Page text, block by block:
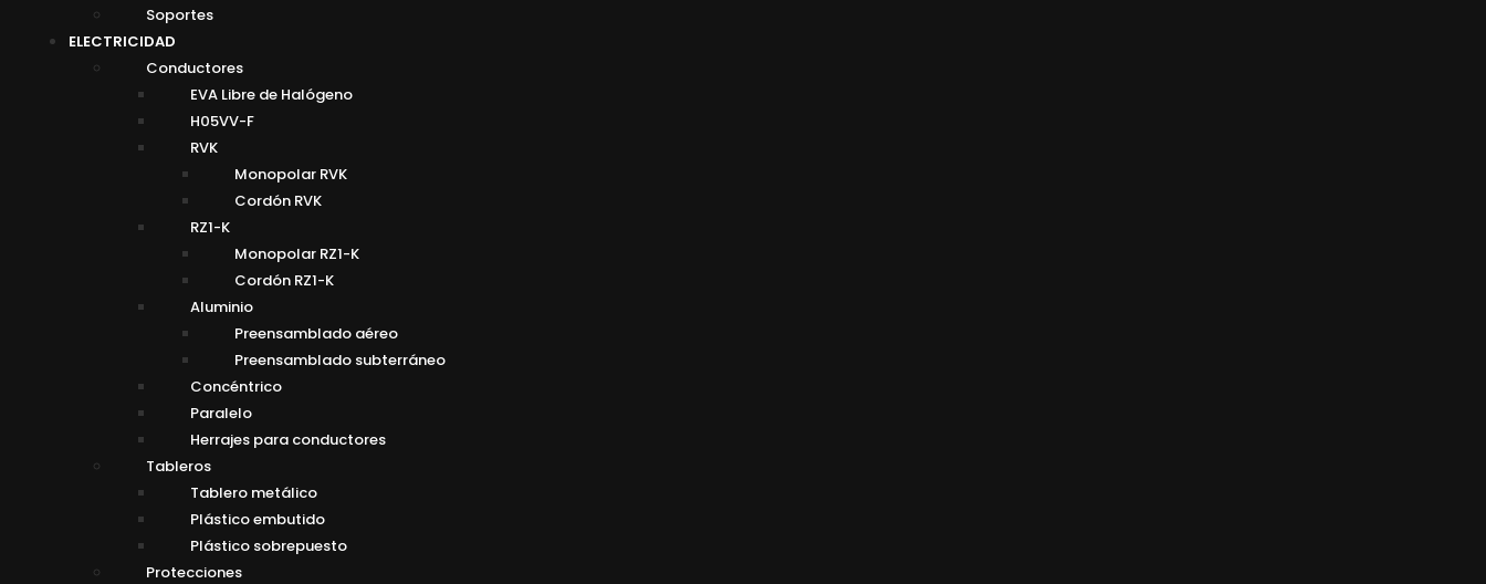
Soportes
ELECTRICIDAD
Conductores
EVA Libre de Halógeno
H05VV-F
RVK
Monopolar RVK
Cordón RVK
RZ1-K
Monopolar RZ1-K
Cordón RZ1-K
Aluminio
Preensamblado aéreo
Preensamblado subterráneo
Concéntrico
Paralelo
Herrajes para conductores
Tableros
Tablero metálico
Plástico embutido
Plástico sobrepuesto
Protecciones